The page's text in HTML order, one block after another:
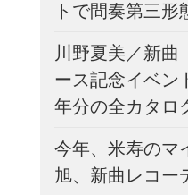
トで間奏第三形
川野夏美／新曲
ース記念イベ
年分の全カタロ
今年、米寿の
旭、新曲レコー